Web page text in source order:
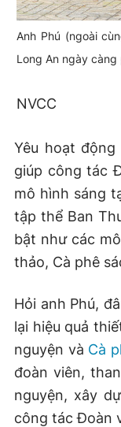
Anh Phú (ngoài
Long An ngày
NVCC
Yêu hoạt
giúp công tác
mô hình sáng
tập thể Ban
bật như các
thảo, Cà phê
Hỏi anh Phú,
lại hiệu quả
nguyện và Cà
đoàn viên,
nguyện, xây
công tác Đoàn